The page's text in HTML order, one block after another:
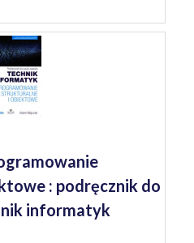
: podręcznik do
informatyk